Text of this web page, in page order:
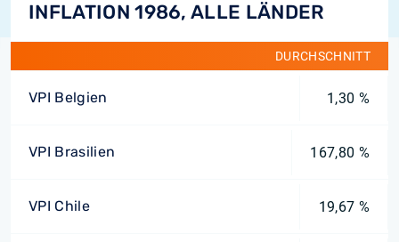
INFLATION 1986, ALLE LÄNDER
DURCHSCHNITT
VPI Belgien 1,30 %
VPI Brasilien 167,80 %
VPI Chile 19,67 %